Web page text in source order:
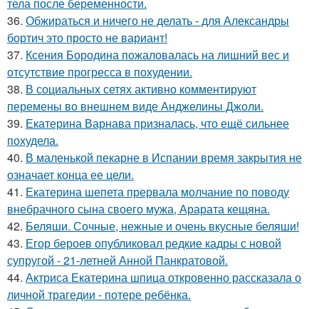
36. Обжираться и ничего не делать - для Александры
бортич это просто не вариант!
37. Ксения Бородина пожаловалась на лишний вес и
отсутствие прогресса в похудении.
38. В социальных сетях активно комментируют
перемены во внешнем виде Анджелины Джоли.
39. Екатерина Варнава призналась, что ещё сильнее
похудела.
40. В маленькой пекарне в Испании время закрытия не
означает конца ее цели.
41. Екатерина шепета прервала молчание по поводу
внебрачного сына своего мужа, Арарата кещяна.
42. Беляши. Сочные, нежные и очень вкусные беляши!
43. Егор бероев опубликовал редкие кадры с новой
супругой - 21-летней Анной Панкратовой.
44. Актриса Екатерина шпица откровенно рассказала о
личной трагедии - потере ребёнка.